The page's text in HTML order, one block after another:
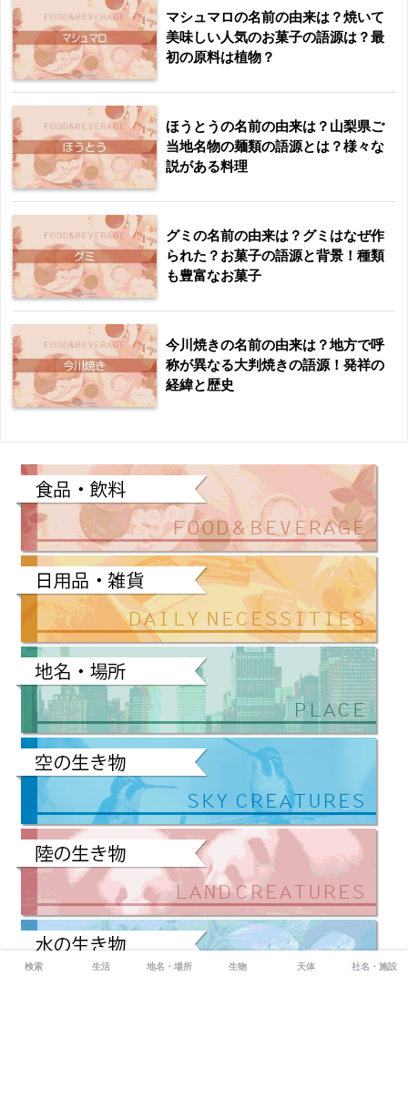
マシュマロの名前の由来は？焼いて
美味しい人気のお菓子の語源は？最
初の原料は植物？
ほうとうの名前の由来は？山梨県ご
当地名物の麺類の語源とは？様々な
説がある料理
グミの名前の由来は？グミはなぜ作
られた？お菓子の語源と背景！種類
も豊富なお菓子
今川焼きの名前の由来は？地方で呼
称が異なる大判焼きの語源！発祥の
経緯と歴史
検索 生活 地名・場所 生物 天体 社名・施設